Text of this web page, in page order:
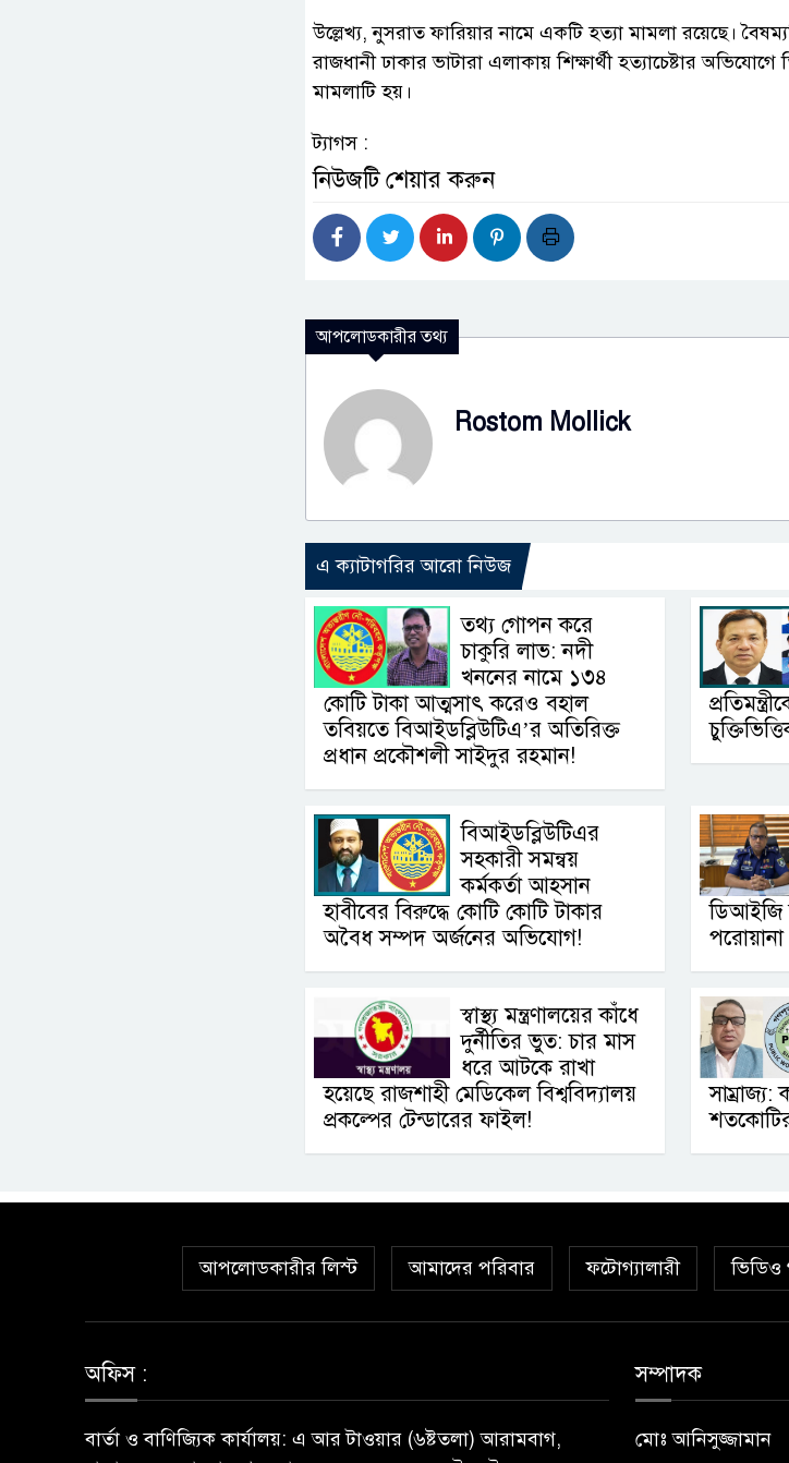
উল্লেখ্য, নুসরাত ফারিয়ার নামে একটি হত্যা মামলা রয়েছে।
রাজধানী ঢাকার ভাটারা এলাকায় শিক্ষার্থী হত্যাচেষ্টার
মামলাটি হয়।
ট্যাগস :
নিউজটি শেয়ার করুন
আপলোডকারীর তথ্য
Rostom Mollick
এ ক্যাটাগরির আরো নিউজ
তথ্য গোপন করে
চাকুরি লাভ: নদী
খননের নামে ১৩৪
কোটি টাকা আত্মসাৎ করেও বহাল
তবিয়তে বিআইডব্লিউটিএ’র অতিরিক্ত
প্রধান প্রকৌশলী সাইদুর রহমান!
বিআইডব্লিউটিএর
সহকারী সমন্বয়
কর্মকর্তা আহসান
হাবীবের বিরুদ্ধে কোটি কোটি টাকার
অবৈধ সম্পদ অর্জনের অভিযোগ!
ডিআইজি
পরোয়ানা
স্বাস্থ্য মন্ত্রণালয়ের কাঁধে
দুর্নীতির ভুত: চার মাস
ধরে আটকে রাখা
হয়েছে রাজশাহী মেডিকেল বিশ্ববিদ্যালয়
প্রকল্পের টেন্ডারের ফাইল!
সাম্রাজ্য:
আপলোডকারীর লিস্ট আমাদের পরিবার ফটোগ্যালারী ভিডিও
অফিস :
বার্তা ও বাণিজ্যিক কার্যালয়: এ আর টাওয়ার (৬ষ্টতলা) আরামবাগ,
সম্পাদক
মোঃ আনিসুজ্জামান